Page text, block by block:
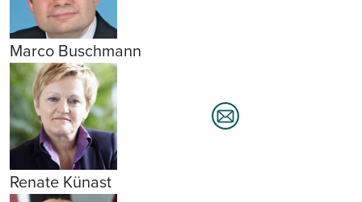
Marco Buschmann
Renate Künast